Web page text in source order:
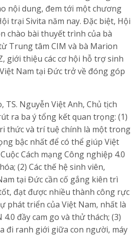
nội dung, đem tới một chương
trại Sivita năm nay. Đặc biệt, Hội
chào bài thuyết trình của bà
Trung tâm CIM và bà Marion
giới thiệu các cơ hội hỗ trợ sinh
Nam tại Đức trở về đóng góp
TS. Nguyễn Việt Anh, Chủ tịch
ra ba ý tổng kết quan trọng: (1)
thức và trí tuệ chính là một trong
bậc nhất để có thể giúp Việt
Cách mạng Công nghiệp 4.0
(2) Các thế hệ sinh viên,
tại Đức cần cố gắng kiên trì
đạt được nhiều thành công rực
phát triển của Việt Nam, nhất là
đầy cam go và thử thách; (3)
đi ranh giới giữa con người, máy